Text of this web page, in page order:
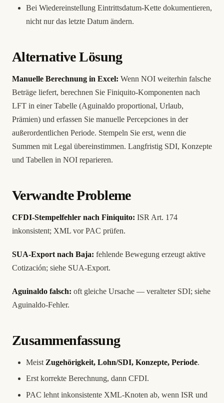
Bei Wiedereinstellung Eintrittsdatum-Kette dokumentieren,
nicht nur das letzte Datum ändern.
Alternative Lösung
Manuelle Berechnung in Excel: Wenn NOI weiterhin falsche
Beträge liefert, berechnen Sie Finiquito-Komponenten nach
LFT in einer Tabelle (Aguinaldo proportional, Urlaub,
Prämien) und erfassen Sie manuelle Percepciones in der
außerordentlichen Periode. Stempeln Sie erst, wenn die
Summen mit Legal übereinstimmen. Langfristig SDI, Konzepte
und Tabellen in NOI reparieren.
Verwandte Probleme
CFDI-Stempelfehler nach Finiquito: ISR Art. 174
inkonsistent; XML vor PAC prüfen.
SUA-Export nach Baja: fehlende Bewegung erzeugt aktive
Cotización; siehe SUA-Export.
Aguinaldo falsch: oft gleiche Ursache — veralteter SDI; siehe
Aguinaldo-Fehler.
Zusammenfassung
Meist Zugehörigkeit, Lohn/SDI, Konzepte, Periode.
Erst korrekte Berechnung, dann CFDI.
PAC lehnt inkonsistente XML-Knoten ab, wenn ISR und